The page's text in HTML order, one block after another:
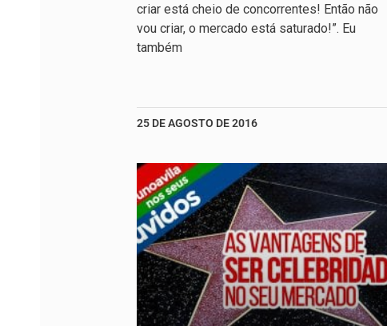
criar está cheio de concorrentes! Então não
vou criar, o mercado está saturado!”. Eu
também
25 DE AGOSTO DE 2016